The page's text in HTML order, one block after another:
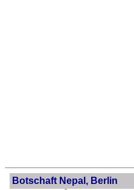
Botschaft Nepal, Berlin